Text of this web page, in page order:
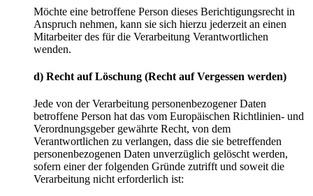
Möchte eine betroffene Person dieses Berichtigungsrecht in
Anspruch nehmen, kann sie sich hierzu jederzeit an einen
Mitarbeiter des für die Verarbeitung Verantwortlichen
wenden.
d) Recht auf Löschung (Recht auf Vergessen werden)
Jede von der Verarbeitung personenbezogener Daten
betroffene Person hat das vom Europäischen Richtlinien- und
Verordnungsgeber gewährte Recht, von dem
Verantwortlichen zu verlangen, dass die sie betreffenden
personenbezogenen Daten unverzüglich gelöscht werden,
sofern einer der folgenden Gründe zutrifft und soweit die
Verarbeitung nicht erforderlich ist: